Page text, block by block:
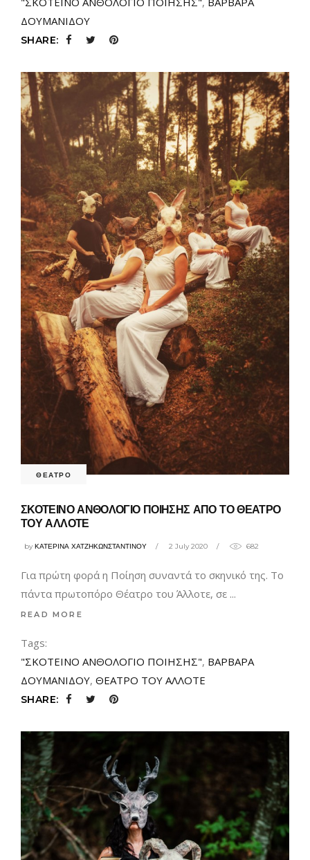
ΔΟΥΜΑΝΙΔΟΥ
SHARE:
ΘΕΑΤΡΟ
ΣΚΟΤΕΙΝΟ ΑΝΘΟΛΟΓΙΟ ΠΟΙΗΣΗΣ ΑΠΟ ΤΟ ΘΕΑΤΡΟ
ΤΟΥ ΑΛΛΟΤΕ
byΚΑΤΕΡΙΝΑ ΧΑΤΖΗΚΩΝΣΤΑΝΤΙΝΟΥ 2 July 2020 682
Για πρώτη φορά η Ποίηση συναντά το σκηνικό της. Το
πάντα πρωτοπόρο Θέατρο του Άλλοτε, σε
READ MORE
Tags:
"ΣΚΟΤΕΙΝΟ ΑΝΘΟΛΟΓΙΟ ΠΟΙΗΣΗΣ", ΒΑΡΒΑΡΑ
ΔΟΥΜΑΝΙΔΟΥ, ΘΕΑΤΡΟ ΤΟΥ ΑΛΛΟΤΕ
SHARE: